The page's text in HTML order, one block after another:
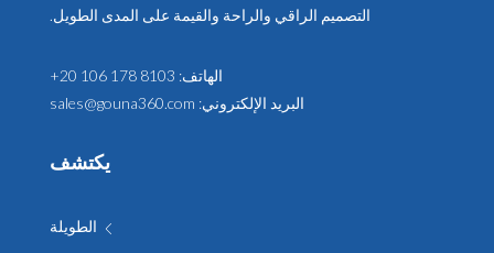
التصميم الراقي والراحة والقيمة على المدى الطويل.
الهاتف: +20 106 178 8103
البريد الإلكتروني: sales@gouna360.com
يكتشف
الطويلة